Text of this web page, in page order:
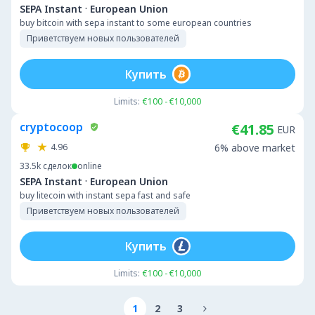
SEPA Instant · European Union
buy bitcoin with sepa instant to some european countries
Приветствуем новых пользователей
Limits: €100 - €10,000
Купить
cryptocoop
4.96
33.5k сделок online
SEPA Instant · European Union
buy litecoin with instant sepa fast and safe
Приветствуем новых пользователей
€41.85 EUR
6% above market
Limits: €100 - €10,000
Купить
1 2 3 